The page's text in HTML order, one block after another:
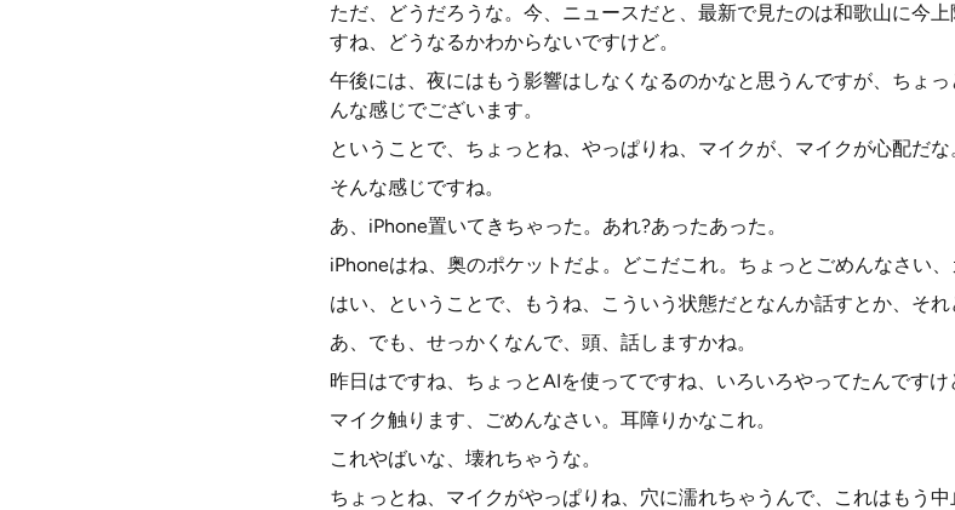
ただ、どうだろうな。今、ニュースだと、最新で見たのは和歌山に今
すね、どうなるかわからないですけど。
午後には、夜にはもう影響はしなくなるのかなと思うんですが、ちょ
んな感じでございます。
ということで、ちょっとね、やっぱりね、マイクが、マイクが心配だな
そんな感じですね。
あ、iPhone置いてきちゃった。あれ?あったあった。
iPhoneはね、奥のポケットだよ。どこだこれ。ちょっとごめんなさい、
はい、ということで、もうね、こういう状態だとなんか話すとか、それ
あ、でも、せっかくなんで、頭、話しますかね。
昨日はですね、ちょっとAIを使ってですね、いろいろやってたんですけ
マイク触ります、ごめんなさい。耳障りかなこれ。
これやばいな、壊れちゃうな。
ちょっとね、マイクがやっぱりね、穴に濡れちゃうんで、これはもう中